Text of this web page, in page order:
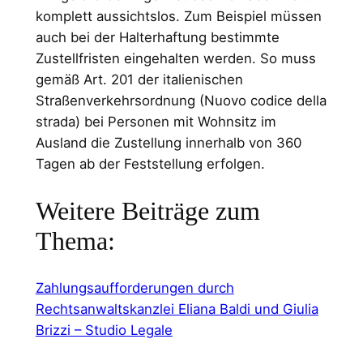
komplett aussichtslos. Zum Beispiel müssen
auch bei der Halterhaftung bestimmte
Zustellfristen eingehalten werden. So muss
gemäß Art. 201 der italienischen
Straßenverkehrsordnung (Nuovo codice della
strada) bei Personen mit Wohnsitz im
Ausland die Zustellung innerhalb von 360
Tagen ab der Feststellung erfolgen.
Weitere Beiträge zum
Thema:
Zahlungsaufforderungen durch
Rechtsanwaltskanzlei Eliana Baldi und Giulia
Brizzi – Studio Legale